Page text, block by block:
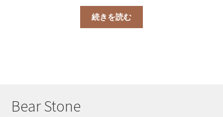
続きを読む
Bear Stone